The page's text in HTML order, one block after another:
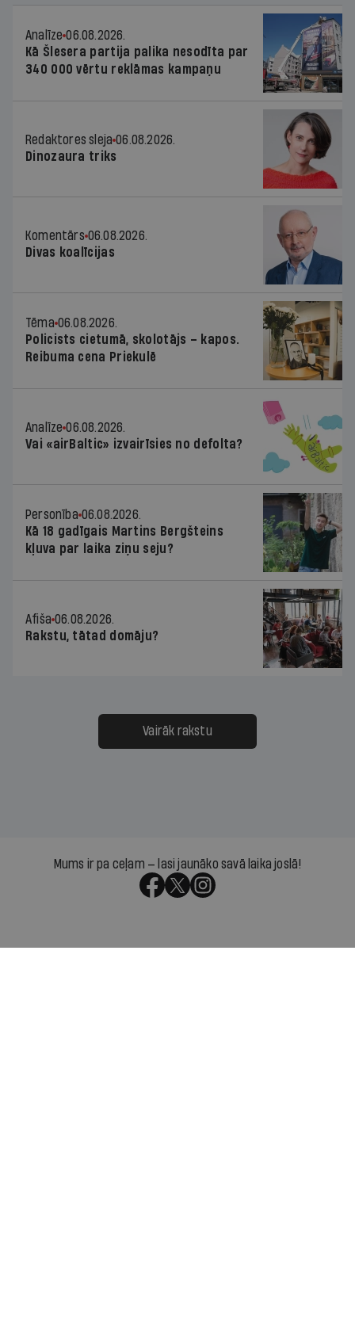
Analīze 06.08.2026.
Kā Šlesera partija palika nesodīta par
340 000 vērtu reklāmas kampaņu
Redaktores sleja 06.08.2026.
Dinozaura triks
Komentārs 06.08.2026.
Divas koalīcijas
Tēma 06.08.2026.
Policists cietumā, skolotājs – kapos.
Reibuma cena Priekulē
Analīze 06.08.2026.
Vai «airBaltic» izvairīsies no defolta?
Personība 06.08.2026.
Kā 18 gadīgais Martins Bergšteins
kļuva par laika ziņu seju?
Afiša 06.08.2026.
Rakstu, tātad domāju?
Vairāk rakstu
Mums ir pa ceļam — lasi jaunāko savā laika joslā!